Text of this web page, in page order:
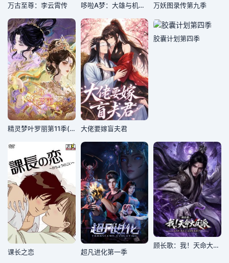
万古至尊：李云霄传 哆啦A梦：大雄与机器人王国 万妖图录传第九季
精灵梦叶罗丽第11季(下) 大佬要嫁盲夫君
胶囊计划第四季
课长之恋 超凡进化第一季
顾长歌：我！天命大反派